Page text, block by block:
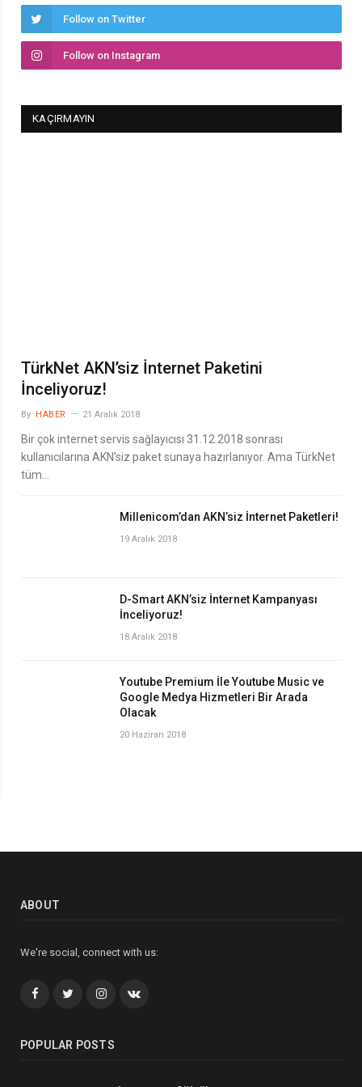
Follow on Twitter
Follow on Instagram
KAÇIRMAYIN
TürkNet AKN’siz İnternet Paketini
İnceliyoruz!
By HABER 21 Aralık 2018
Bir çok internet servis sağlayıcısı 31.12.2018 sonrası
kullanıcılarına AKN’siz paket sunaya hazırlanıyor. Ama TürkNet
tüm…
Millenicom’dan AKN’siz İnternet Paketleri!
19 Aralık 2018
D-Smart AKN’siz İnternet Kampanyası
İnceliyoruz!
18 Aralık 2018
Youtube Premium İle Youtube Music ve
Google Medya Hizmetleri Bir Arada
Olacak
20 Haziran 2018
ABOUT
We're social, connect with us:
FacebookTwitterİnstagram+
VK
POPULAR POSTS